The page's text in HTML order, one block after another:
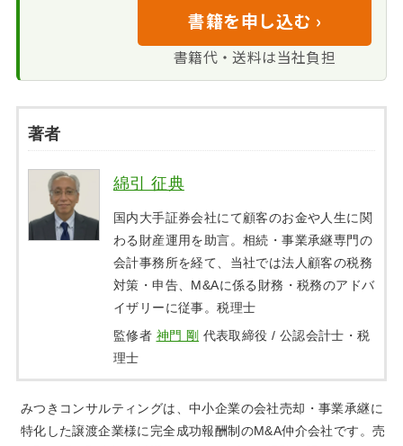
書籍を申し込む ›
書籍代・送料は当社負担
著者
綿引 征典
国内大手証券会社にて顧客のお金や人生に関
わる財産運用を助言。相続・事業承継専門の
会計事務所を経て、当社では法人顧客の税務
対策・申告、M&Aに係る財務・税務のアドバ
イザリーに従事。税理士
監修者 神門 剛 代表取締役 / 公認会計士・税
理士
みつきコンサルティングは、中小企業の会社売却・事業承継に
特化した譲渡企業様に完全成功報酬制のM&A仲介会社です。売